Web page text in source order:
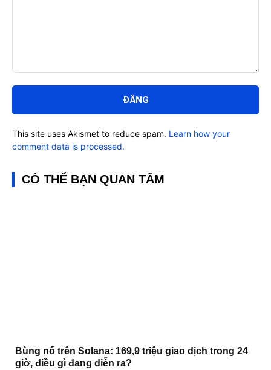
luận:
This site uses Akismet to reduce spam. Learn how your
comment data is processed.
CÓ THỂ BẠN QUAN TÂM
Bùng nổ trên Solana: 169,9 triệu giao dịch trong 24
giờ, điều gì đang diễn ra?